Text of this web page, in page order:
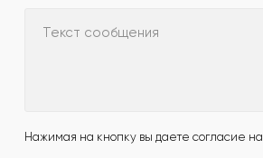
Текст сообщения
Нажимая на кнопку вы даете согласие на